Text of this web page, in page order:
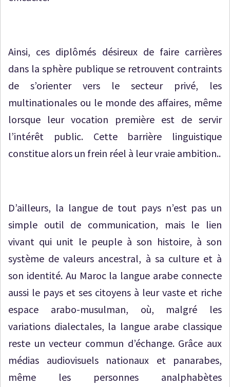
Ainsi, ces diplômés désireux de faire carrières
dans la sphère publique se retrouvent contraints
de s’orienter vers le secteur privé, les
multinationales ou le monde des affaires, même
lorsque leur vocation première est de servir
l’intérêt public. Cette barrière linguistique
constitue alors un frein réel à leur vraie ambition..
D’ailleurs, la langue de tout pays n’est pas un
simple outil de communication, mais le lien
vivant qui unit le peuple à son histoire, à son
système de valeurs ancestral, à sa culture et à
son identité. Au Maroc la langue arabe connecte
aussi le pays et ses citoyens à leur vaste et riche
espace arabo-musulman, où, malgré les
variations dialectales, la langue arabe classique
reste un vecteur commun d’échange. Grâce aux
médias audiovisuels nationaux et panarabes,
même les personnes analphabètes